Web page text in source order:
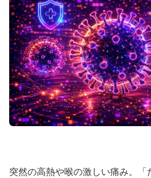
突然の高熱や喉の激しい痛み。「